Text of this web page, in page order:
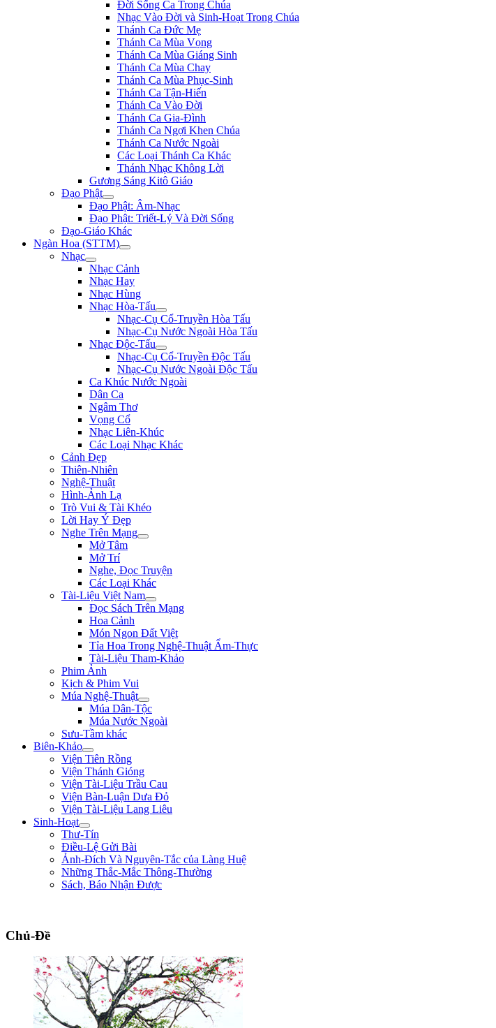
Đời Sống Ca Trong Chúa
Nhạc Vào Đời và Sinh-Hoạt Trong Chúa
Thánh Ca Đức Mẹ
Thánh Ca Mùa Vọng
Thánh Ca Mùa Giáng Sinh
Thánh Ca Mùa Chay
Thánh Ca Mùa Phục-Sinh
Thánh Ca Tận-Hiến
Thánh Ca Vào Đời
Thánh Ca Gia-Đình
Thánh Ca Ngợi Khen Chúa
Thánh Ca Nước Ngoài
Các Loại Thánh Ca Khác
Thánh Nhạc Không Lời
Gương Sáng Kitô Giáo
Đạo Phật
Đạo Phật: Âm-Nhạc
Đạo Phật: Triết-Lý Và Đời Sống
Đạo-Giáo Khác
Ngàn Hoa (STTM)
Nhạc
Nhạc Cảnh
Nhạc Hay
Nhạc Hùng
Nhạc Hòa-Tấu
Nhạc-Cụ Cổ-Truyền Hòa Tấu
Nhạc-Cụ Nước Ngoài Hòa Tấu
Nhạc Độc-Tấu
Nhạc-Cụ Cổ-Truyền Độc Tấu
Nhạc-Cụ Nước Ngoài Độc Tấu
Ca Khúc Nước Ngoài
Dân Ca
Ngâm Thơ
Vọng Cổ
Nhạc Liên-Khúc
Các Loại Nhạc Khác
Cảnh Đẹp
Thiên-Nhiên
Nghệ-Thuật
Hình-Ảnh Lạ
Trò Vui & Tài Khéo
Lời Hay Ý Đẹp
Nghe Trên Mạng
Mở Tâm
Mở Trí
Nghe, Đọc Truyện
Các Loại Khác
Tài-Liệu Việt Nam
Đọc Sách Trên Mạng
Hoa Cảnh
Món Ngon Đất Việt
Tỉa Hoa Trong Nghệ-Thuật Ẩm-Thực
Tài-Liệu Tham-Khảo
Phim Ảnh
Kịch & Phim Vui
Múa Nghệ-Thuật
Múa Dân-Tộc
Múa Nước Ngoài
Sưu-Tầm khác
Biên-Khảo
Viện Tiên Rồng
Viện Thánh Gióng
Viện Tài-Liệu Trầu Cau
Viện Bàn-Luận Dưa Đỏ
Viện Tài-Liệu Lang Liêu
Sinh-Hoạt
Thư-Tín
Điều-Lệ Gửi Bài
Ảnh-Đích Và Nguyên-Tắc của Làng Huệ
Những Thắc-Mắc Thông-Thường
Sách, Báo Nhận Được
Chủ-Đề